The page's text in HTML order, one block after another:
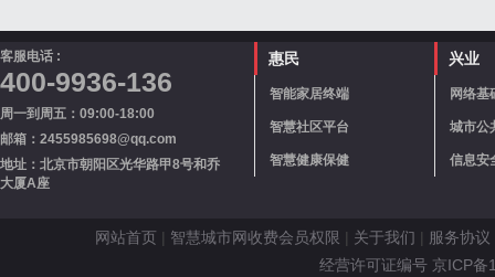
客服电话 :
400-9936-136
周一到周五：09:00-18:00
邮箱：2455985698@qq.com
地址：北京市朝阳区光华路甲8号和乔
大厦A座
惠民
智能家居终端
智慧社区平台
智慧健康保健
兴业
网络基
城市公
信息安
网站首页 | 智慧城市网收费会员权限 | 关于我们 | 服务协议
经营许可证编号 京ICP